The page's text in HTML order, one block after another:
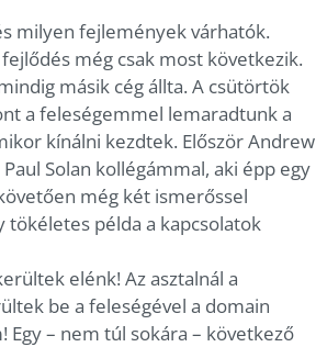
milyen fejlemények várhatók.
még csak most következik.
másik cég állta. A csütörtök
a feleségemmel lemaradtunk a
kínálni kezdtek. Először Andrew
Solan kollégámmal, aki épp egy
még két ismerőssel
példa a kapcsolatok
elénk! Az asztalnál a
be a feleségével a domain
– nem túl sokára – következő